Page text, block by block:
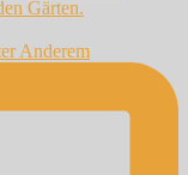
Anderem